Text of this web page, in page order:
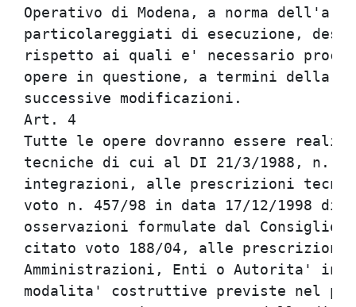
Operativo di Modena, a norma
particolareggiati di
rispetto ai quali e'
opere in questione, a termini
successive
Tutte le opere dovranno
tecniche di cui al DI 21/3/1988,
integrazioni, alle prescrizioni
voto n. 457/98 in data 17/
osservazioni formulate dal
citato voto 188/04, alle
Amministrazioni, Enti o
modalita' costruttive previste